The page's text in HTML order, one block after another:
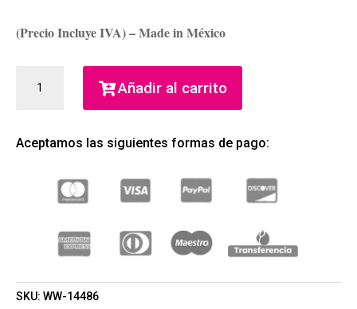
(Precio Incluye IVA) – Made in México
&
SERUM
(MUJER)
Añadir al carrito
Aceptamos las siguientes formas de pago:
SKU: WW-14486